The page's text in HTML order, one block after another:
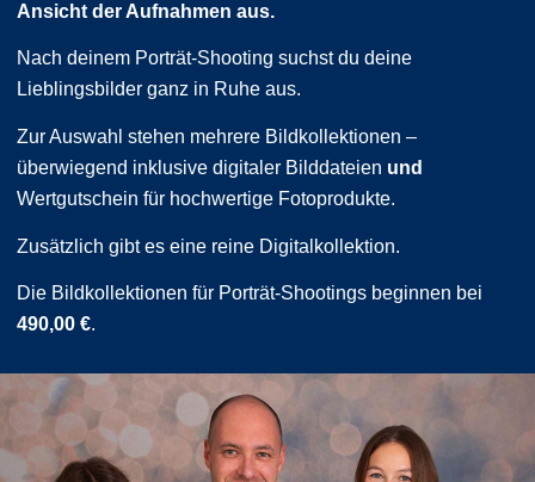
Ansicht der Aufnahmen aus.
Nach deinem Porträt-Shooting suchst du deine
Lieblingsbilder ganz in Ruhe aus.
Zur Auswahl stehen mehrere Bildkollektionen –
überwiegend inklusive digitaler Bilddateien und
Wertgutschein für hochwertige Fotoprodukte.
Zusätzlich gibt es eine reine Digitalkollektion.
Die Bildkollektionen für Porträt-Shootings beginnen bei
490,00 €.